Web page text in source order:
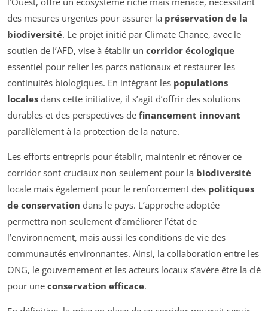
des mesures urgentes pour assurer la préservation de la
biodiversité. Le projet initié par Climate Chance, avec le
soutien de l’AFD, vise à établir un corridor écologique
essentiel pour relier les parcs nationaux et restaurer les
continuités biologiques. En intégrant les populations
locales dans cette initiative, il s’agit d’offrir des solutions
durables et des perspectives de financement innovant
parallèlement à la protection de la nature.
Les efforts entrepris pour établir, maintenir et rénover ce
corridor sont cruciaux non seulement pour la biodiversité
locale mais également pour le renforcement des politiques
de conservation dans le pays. L’approche adoptée
permettra non seulement d’améliorer l’état de
l’environnement, mais aussi les conditions de vie des
communautés environnantes. Ainsi, la collaboration entre les
ONG, le gouvernement et les acteurs locaux s’avère être la clé
pour une conservation efficace.